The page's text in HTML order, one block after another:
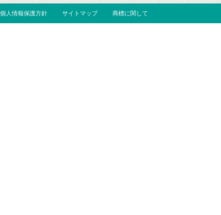
個人情報保護方針 サイトマップ 商標に関して